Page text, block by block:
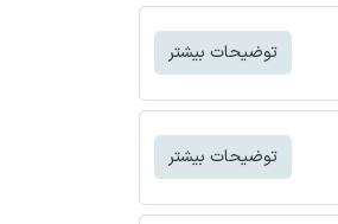
توضیحات بیشتر
توضیحات بیشتر